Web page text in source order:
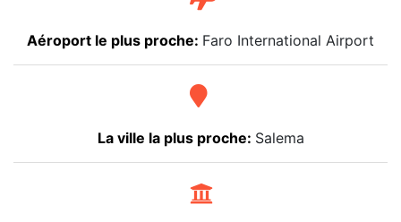
Aéroport le plus proche: Faro International Airport
La ville la plus proche: Salema